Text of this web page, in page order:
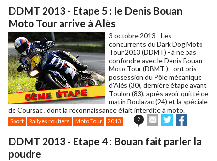
à
DDMT 2013 - Etape 5 : le Denis Bouan
Moto Tour arrive à Alès
3 octobre 2013 - Les
concurrents du Dark Dog Moto
Tour 2013 (DDMT) - à ne pas
confondre avec le Denis Bouan
Moto Tour (DBMT ) - ont pris
possession du Pôle mécanique
d'Alès (30), dernière étape avant
Toulon (83), après avoir quitté ce
matin Boulazac (24) et la spéciale
de Coursac , dont la reconnaissance était interdite à moto.
Sport Rallyes routiers Moto Tour 2013 2
Envoyer
cet
à
Partager
sur sur
DDMT 2013 - Etape 4 : Bouan fait parler la
poudre